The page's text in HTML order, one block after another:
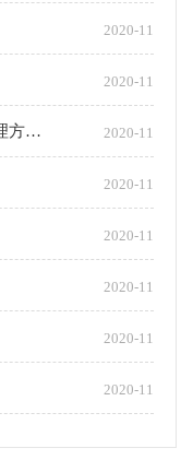
2020-11
2020-11
地铁屏蔽门日常故障应急维修处理方法！ 2020-11
2020-11
2020-11
2020-11
2020-11
2020-11